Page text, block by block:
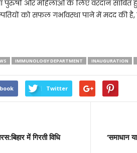
पुरुषों और महिलाओं के लिए वरदान साबित
को सफल गर्भावस्था पाने में मदद की
IMMUNOLOGY DEPARTMENT INAUGURATION
Twitter
में गिरती विधि
‘समाधान